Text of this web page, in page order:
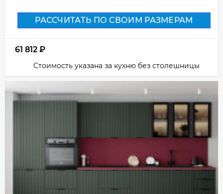
РАССЧИТАТЬ ПО СВОИМ РАЗМЕРАМ
61 812 ₽
Стоимость указана за кухню без столешницы